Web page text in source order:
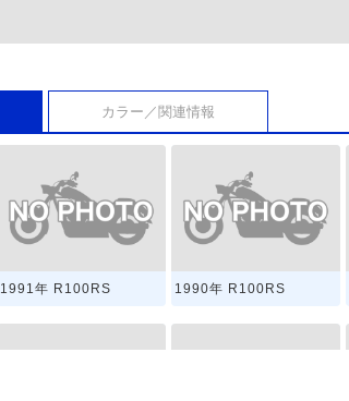
カラー／関連情報
1991年 R100RS 1990年 R100RS